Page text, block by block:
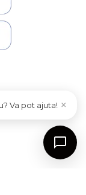
Va pot ajuta! ×